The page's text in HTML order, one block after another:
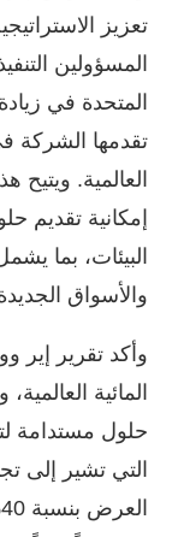
تعزيز
المسؤولين
المتحدة في
تقدمها الشركة
العالمية. ويتيح
إمكانية تقديم
البيئات، بما
والأسواق
وأكد تقرير إير
المائية
حلول مستدامة
التي تشير إلى